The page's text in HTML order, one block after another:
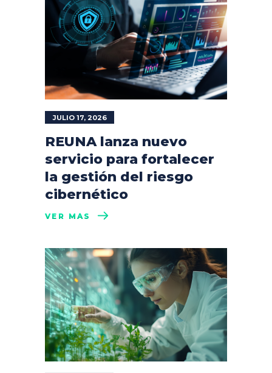
JULIO 17, 2026
REUNA lanza nuevo
servicio para fortalecer
la gestión del riesgo
cibernético
VER MÁS